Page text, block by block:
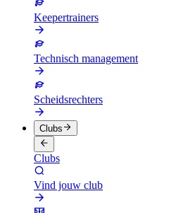
Keepertrainers
Technisch management
Scheidsrechters
Clubs
Clubs
Vind jouw club